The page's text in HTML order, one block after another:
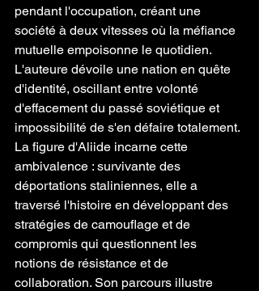
pendant l'occupation, créant une
société à deux vitesses où la méfiance
mutuelle empoisonne le quotidien.
L'auteure dévoile une nation en quête
d'identité, oscillant entre volonté
d'effacement du passé soviétique et
impossibilité de s'en défaire totalement.
La figure d'Aliide incarne cette
ambivalence : survivante des
déportations staliniennes, elle a
traversé l'histoire en développant des
stratégies de camouflage et de
compromis qui questionnent les
notions de résistance et de
collaboration. Son parcours illustre